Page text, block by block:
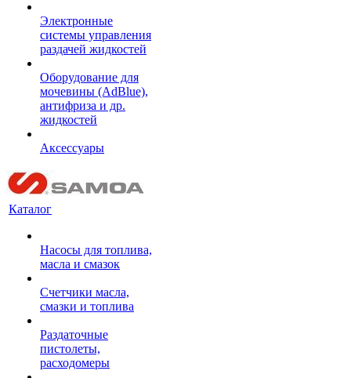
Электронные
системы управления
раздачей жидкостей
Оборудование для
мочевины (AdBlue),
антифриза и др.
жидкостей
Аксессуары
Каталог
Насосы для топлива,
масла и смазок
Счетчики масла,
смазки и топлива
Раздаточные
пистолеты,
расходомеры